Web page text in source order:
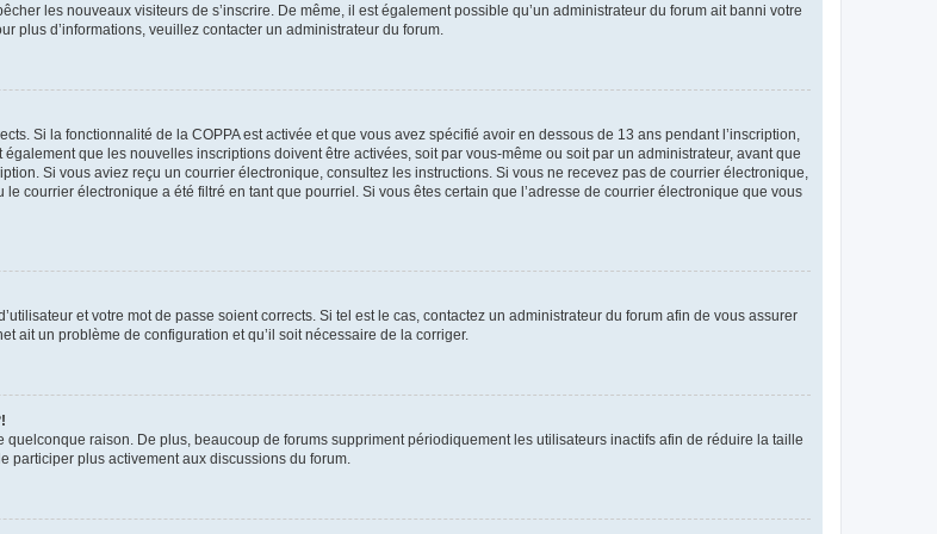
les nouveaux visiteurs de s’inscrire. De même, il est également possible qu’un administrateur du forum ait banni votre
plus d’informations, veuillez contacter un administrateur du forum.
Si la fonctionnalité de la COPPA est activée et que vous avez spécifié avoir en dessous de 13 ans pendant l’inscription,
que les nouvelles inscriptions doivent être activées, soit par vous-même ou soit par un administrateur, avant que
Si vous aviez reçu un courrier électronique, consultez les instructions. Si vous ne recevez pas de courrier électronique,
courrier électronique a été filtré en tant que pourriel. Si vous êtes certain que l’adresse de courrier électronique que vous
et votre mot de passe soient corrects. Si tel est le cas, contactez un administrateur du forum afin de vous assurer
ait un problème de configuration et qu’il soit nécessaire de la corriger.
raison. De plus, beaucoup de forums suppriment périodiquement les utilisateurs inactifs afin de réduire la taille
participer plus activement aux discussions du forum.